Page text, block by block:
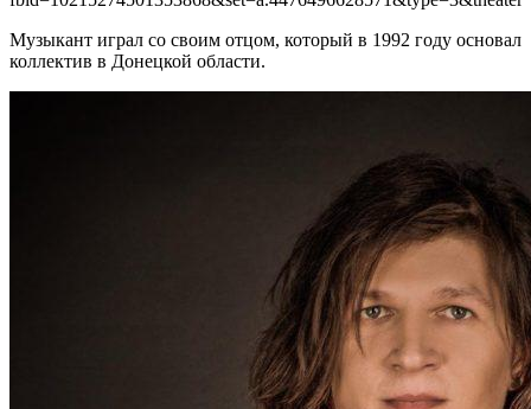
Музыкант играл со своим отцом, который в 1992 году основал
коллектив в Донецкой области.